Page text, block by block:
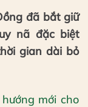
đã bắt giữ
nã đặc biệt
gian dài bỏ
mới cho